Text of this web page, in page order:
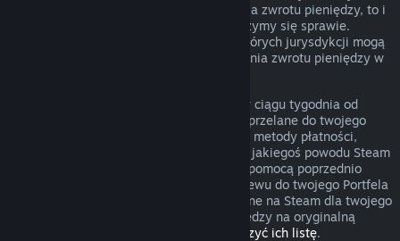
przypadek nie podlega zasadom uzyskania zwrotu pieniędzy, to i
tak możesz o niego poprosić, a my przyjrzymy się sprawie.
Konsumenci zamieszkujący obszary niektórych jurysdykcji mogą
mieć dodatkowe prawa dotyczące uzyskania zwrotu pieniędzy w
Zwrócimy ci całkowitą kwotę pieniężną w ciągu tygodnia od
zatwierdzenia zwrotu. Pieniądze zostaną przelane do twojego
Portfela Steam lub przy pomocy tej samej metody płatności,
której użyto do dokonania zakupu. Jeśli z jakiegoś powodu Steam
nie będzie w stanie zwrócić pieniędzy za pomocą poprzednio
użytej metody płatności, dokonamy przelewu do twojego Portfela
Steam. Niektóre metody płatności dostępne na Steam dla twojego
kraju mogą nie wspierać zwracania pieniędzy na oryginalną
Kliknij tutaj, aby zobaczyć ich listę.